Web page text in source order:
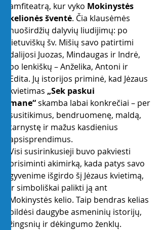
amfiteatrą, kur vyko Mokinystės
kelionės šventė. Čia klausėmės
nuoširdžių dalyvių liudijimų: po
lietuviškų šv. Mišių savo patirtimi
dalijosi Juozas, Mindaugas ir Indrė,
po lenkiškų – Anželika, Antoni ir
Edita. Jų istorijos priminė, kad Jėzaus
kvietimas „Sek paskui
mane“ skamba labai konkrečiai – per
susitikimus, bendruomenę, maldą,
tarnystę ir mažus kasdienius
apsisprendimus.
Visi susirinkusieji buvo pakviesti
prisiminti akimirką, kada patys savo
gyvenime išgirdo šį Jėzaus kvietimą,
ir simboliškai palikti ją ant
Mokinystės kelio. Taip bendras kelias
pildėsi daugybe asmeninių istorijų,
žingsnių ir dėkingumo ženklų.